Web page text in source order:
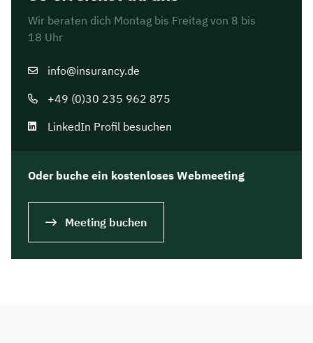
Wir beraten dich Montag bis Freitag von 8 bis
18 Uhr
info@insurancy.de
+49 (0)30 235 962 875
LinkedIn Profil besuchen
Oder buche ein kostenloses Webmeeting
Meeting buchen